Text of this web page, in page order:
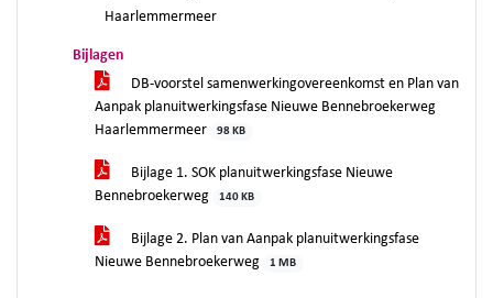
Haarlemmermeer
Bijlagen
DB-voorstel samenwerkingovereenkomst en Plan van
Aanpak planuitwerkingsfase Nieuwe Bennebroekerweg
Haarlemmermeer
98 KB
Bijlage 1. SOK planuitwerkingsfase Nieuwe
Bennebroekerweg
140 KB
Bijlage 2. Plan van Aanpak planuitwerkingsfase
Nieuwe Bennebroekerweg
1 MB